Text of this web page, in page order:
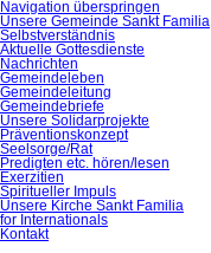
Navigation überspringen
Unsere Gemeinde Sankt Familia
Selbstverständnis
Aktuelle Gottesdienste
Nachrichten
Gemeindeleben
Gemeindeleitung
Gemeindebriefe
Unsere Solidarprojekte
Präventionskonzept
Seelsorge/Rat
Predigten etc. hören/lesen
Exerzitien
Spiritueller Impuls
Unsere Kirche Sankt Familia
for Internationals
Kontakt